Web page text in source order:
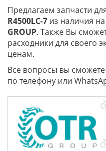
Предлагаем запчасти
R4500LC-7 из наличия
GROUP. Также Вы
расходники для своего
ценам.
Все вопросы вы
по телефону или